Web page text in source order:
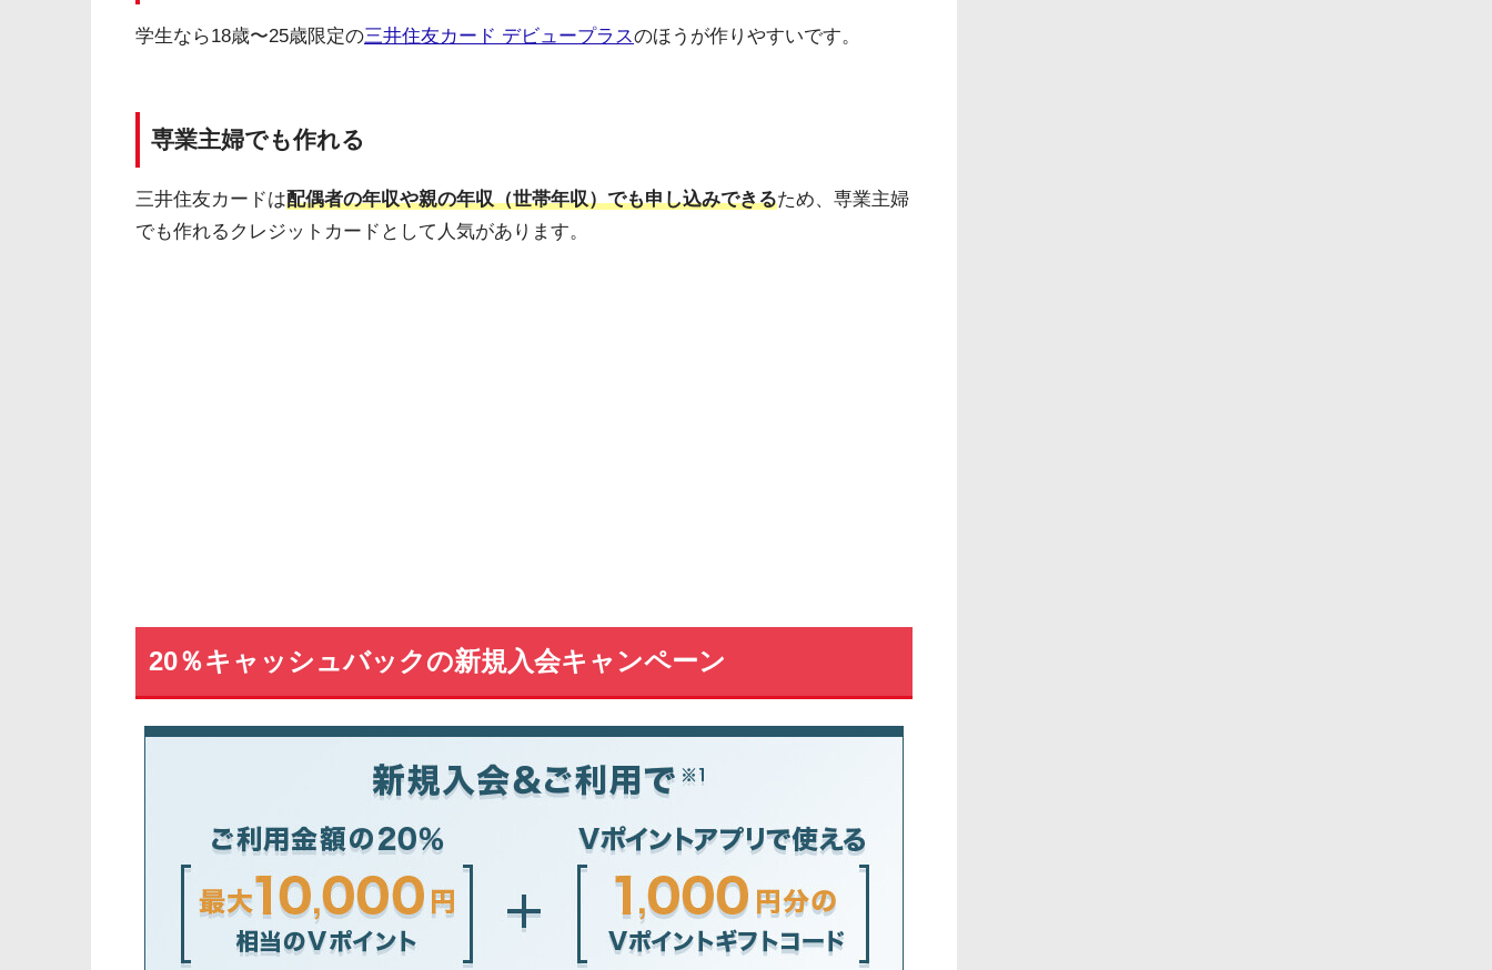
学生なら18歳〜25歳限定の三井住友カード デビュープラスのほうが作りやすいです。
専業主婦でも作れる
三井住友カードは配偶者の年収や親の年収（世帯年収）でも申し込みできるため、専業主婦
でも作れるクレジットカードとして人気があります。
20％キャッシュバックの新規入会キャンペーン